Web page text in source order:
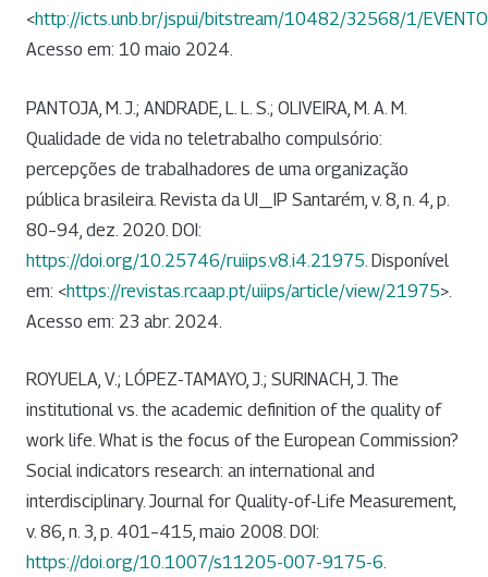
<http://icts.unb.br/jspui/bitstream/10482/32568/1/
Acesso em: 10 maio 2024.
PANTOJA, M. J.; ANDRADE, L. L. S.; OLIVEIRA, M. A. M.
Qualidade de vida no teletrabalho compulsório:
percepções de trabalhadores de uma organização
pública brasileira. Revista da UI_IP Santarém, v. 8, n. 4, p.
80–94, dez. 2020. DOI:
https://doi.org/10.25746/ruiips.v8.i4.21975 . Disponível
em: <https://revistas.rcaap.pt/uiips/article/view/21975>.
Acesso em: 23 abr. 2024.
ROYUELA, V.; LÓPEZ-TAMAYO, J.; SURINACH, J. The
institutional vs. the academic definition of the quality of
work life. What is the focus of the European Commission?
Social indicators research: an international and
interdisciplinary. Journal for Quality-of-Life Measurement,
v. 86, n. 3, p. 401–415, maio 2008. DOI:
https://doi.org/10.1007/s11205-007-9175-6.